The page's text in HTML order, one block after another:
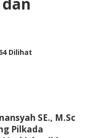
Dilihat
SE., M.Sc
Pilkada